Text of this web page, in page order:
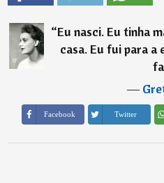
“Eu nasci. Eu tinha
casa. Eu fui para a
―
Facebook Twitter